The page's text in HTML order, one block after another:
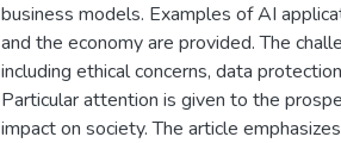
business models. Examples of AI
and the economy are provided. The
including ethical concerns, data
Particular attention is given to the
impact on society. The article